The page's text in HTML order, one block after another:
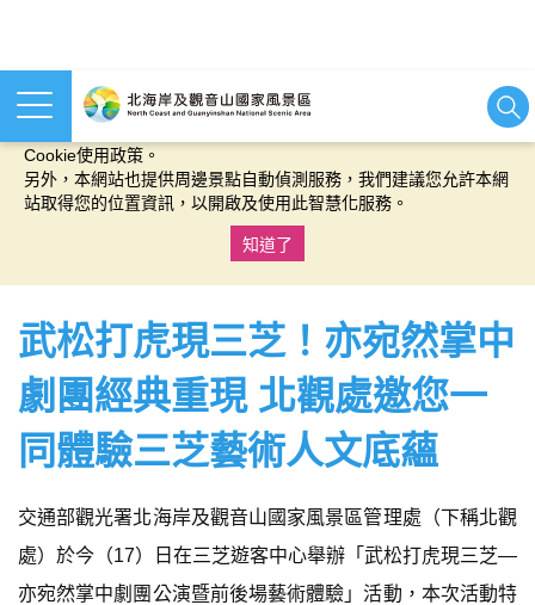
本網站使用cookies等相關技術以持續優化網站服務，並有助於為
Cookie使用政策。
另外，本網站也提供周邊景點自動偵測服務，我們建議您允許本網
站取得您的位置資訊，以開啟及使用此智慧化服務。
知道了
武松打虎現三芝！亦宛然掌中
劇團經典重現 北觀處邀您一
同體驗三芝藝術人文底蘊
交通部觀光署北海岸及觀音山國家風景區管理處（下稱北觀
處）於今（17）日在三芝遊客中心舉辦「武松打虎現三芝—
亦宛然掌中劇團公演暨前後場藝術體驗」活動，本次活動特